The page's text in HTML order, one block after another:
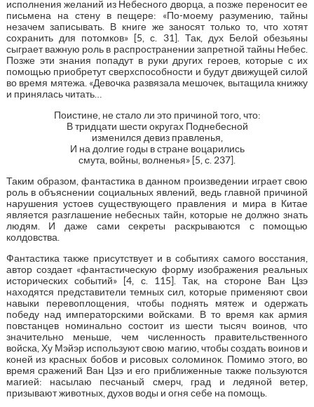
исполнения желаний из Небесного дворца, а позже переносит ее
письмена на стену в пещере: «По-моему разумению, тайны
незачем записывать. В книге же заносят только то, что хотят
сохранить для потомков» [5, с. 31]. Так, дух Белой обезьяны
сыграет важную роль в распространении запретной тайны Небес.
Позже эти знания попадут в руки других героев, которые с их
помощью приобретут сверхспособности и будут движущей силой
во время мятежа. «Девочка развязала мешочек, вытащила книжку
и принялась читать…
Поистине, не стало ли это причиной того, что:
В тридцати шести округах Поднебесной
изменился девиз правленья,
И на долгие годы в стране воцарились
смута, войны, волненья» [5, с. 237].
Таким образом, фантастика в данном произведении играет свою
роль в объяснении социальных явлений, ведь главной причиной
нарушения устоев существующего правления и мира в Китае
является разглашение небесных тайн, которые не должно знать
людям. И даже сами секреты раскрываются с помощью
колдовства.
Фантастика также присутствует и в событиях самого восстания,
автор создает «фантастическую форму изображения реальных
исторических событий» [4, с. 115]. Так, на стороне Ван Цзэ
находятся представители темных сил, которые применяют свои
навыки перевоплощения, чтобы поднять мятеж и одержать
победу над императорскими войсками. В то время как армия
повстанцев номинально состоит из шести тысяч воинов, что
значительно меньше, чем численность правительственного
войска, Ху Мэйэр используют свою магию, чтобы создать воинов и
коней из красных бобов и рисовых соломинок. Помимо этого, во
время сражений Ван Цзэ и его приближенные также пользуются
магией: насылаю песчаный смерч, град и ледяной ветер,
призывают животных, духов воды и огня себе на помощь.